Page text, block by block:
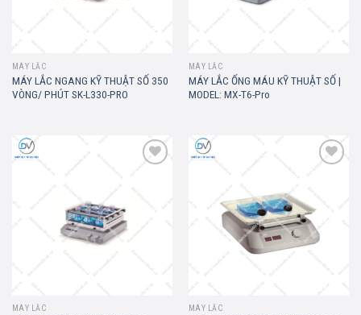
MÁY LẮC
MÁY LẮC NGANG KỸ THUẬT SỐ 350
VÒNG/ PHÚT SK-L330-PRO
MÁY LẮC
MÁY LẮC ỐNG MÁU KỸ THUẬT SỐ |
MODEL: MX-T6-Pro
MÁY LẮC MÁY LẮC